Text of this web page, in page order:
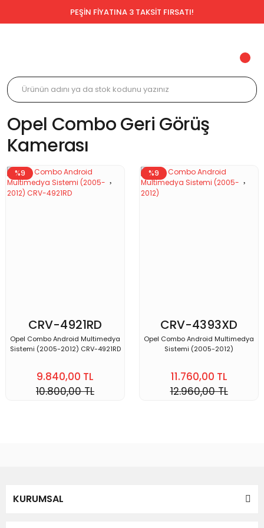
PEŞİN FİYATINA 3 TAKSİT FIRSATI!
Opel Combo Geri Görüş
Kamerası
%9
CRV-4921RD
COMBO
Opel Combo Android Multimedya
Sistemi (2005-2012) CRV-4921RD
9.840,00 TL
10.800,00 TL
%9
CRV-4393XD
COMBO
Opel Combo Android Multimedya
Sistemi (2005-2012)
11.760,00 TL
12.960,00 TL
KURUMSAL